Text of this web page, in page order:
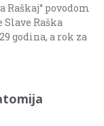
povodom
Raška
godina, a rok za